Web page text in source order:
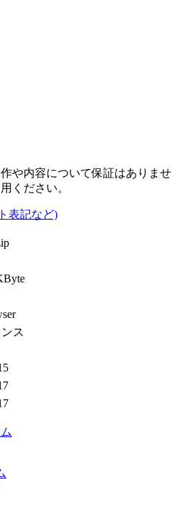
や内容について保証はありませ
ください。
表記など)
ス